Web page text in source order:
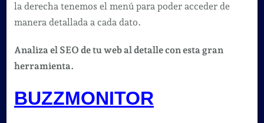
la derecha tenemos el menú para poder acceder de
manera detallada a cada dato.
Analiza el SEO de tu web al detalle con esta gran
herramienta.
BUZZMONITOR